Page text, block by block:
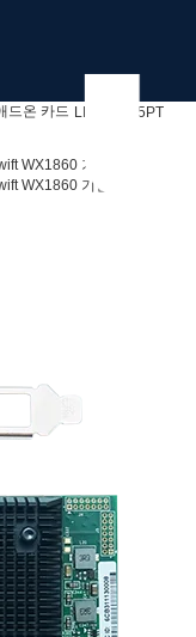
드온 카드 LRES2045PT
WX1860 기반)
WX1860 기반)